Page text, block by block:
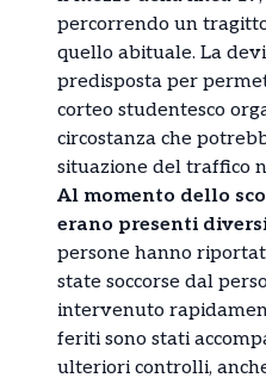
percorrendo un
quello abituale. La
predisposta per
corteo studentesco
circostanza che
situazione del traffico
Al momento dello
erano presenti
persone hanno
state soccorse dal
intervenuto
feriti sono stati
ulteriori controlli,